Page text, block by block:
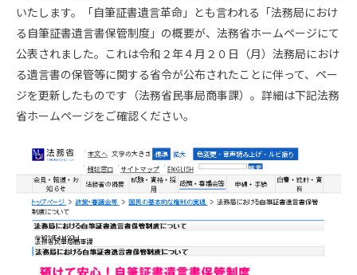
いたします。「自筆証書遺言革命」とも言われる「法務局におけ
る自筆証書遺言書保管制度」の概要が、法務省ホームページにて
公表されました。これは令和２年４月２０日（月）法務局におけ
る遺言書の保管等に関する省令が公布されたことに伴って、ペー
ジを更新したものです（法務省民事局商事課）。詳細は下記法務
省ホームページをご確認ください。